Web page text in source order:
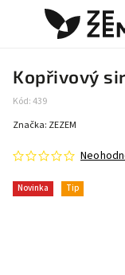
Kopřivový
Kód:439
Novinka Tip
Značka: ZEZEM